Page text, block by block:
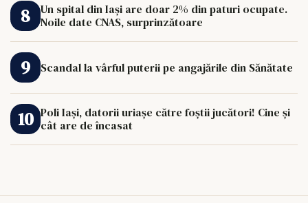
Un spital din Iași are doar 2% din paturi ocupate.
Noile date CNAS, surprinzătoare
Scandal la vârful puterii pe angajările din Sănătate
Poli Iași, datorii uriașe către foștii jucători! Cine și
cât are de încasat